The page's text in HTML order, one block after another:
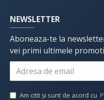
NEWSLETTER
Aboneaza-te la
vei primi ultimele
Am citit şi sunt de acord cu